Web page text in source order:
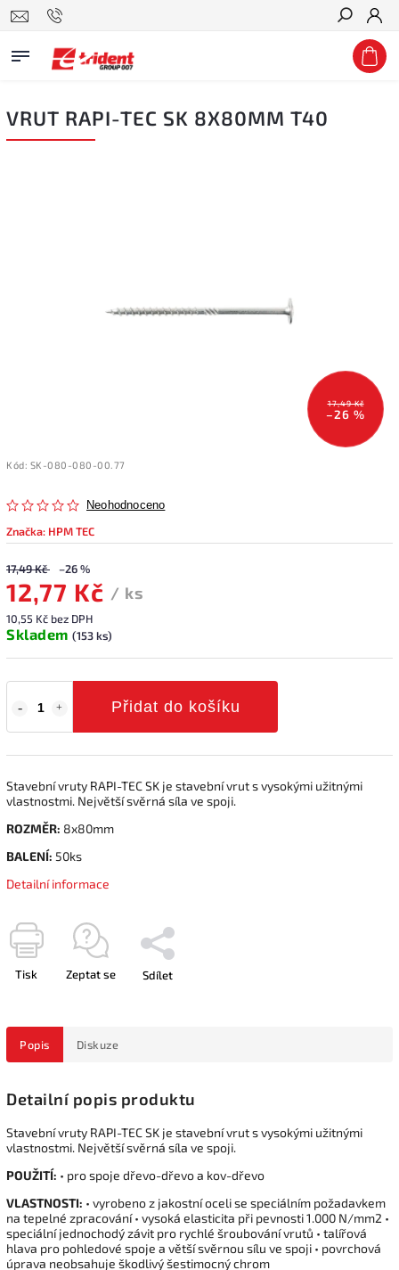
Hledat
VRUT RAPI-TEC SK 8X80MM T40
17,49 Kč
–26 %
Kód: SK-080-080-00.77
Neohodnoceno
Značka: HPM TEC
17,49 Kč –26 %
12,77 Kč / ks
10,55 Kč bez DPH
Skladem (153 ks)
Přidat do košíku
Stavební vruty RAPI-TEC SK je stavební vrut s vysokými užitnými
vlastnostmi. Největší svěrná síla ve spoji.
ROZMĚR: 8x80mm
BALENÍ: 50ks
Detailní informace
Tisk Zeptat se Sdílet
Popis Diskuze
Detailní popis produktu
Stavební vruty RAPI-TEC SK je stavební vrut s vysokými užitnými
vlastnostmi. Největší svěrná síla ve spoji.
POUŽITÍ: • pro spoje dřevo-dřevo a kov-dřevo
VLASTNOSTI: • vyrobeno z jakostní oceli se speciálním požadavkem
na tepelné zpracování • vysoká elasticita při pevnosti 1.000 N/mm2 •
speciální jednochodý závit pro rychlé šroubování vrutů • talířová
hlava pro pohledové spoje a větší svěrnou sílu ve spoji • povrchová
úprava neobsahuje škodlivý šestimocný chrom